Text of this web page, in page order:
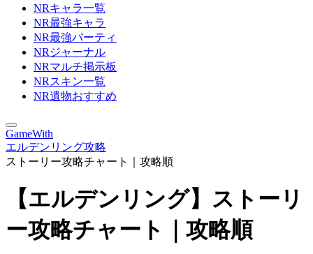
NRキャラ一覧
NR最強キャラ
NR最強パーティ
NRジャーナル
NRマルチ掲示板
NRスキン一覧
NR遺物おすすめ
GameWith
エルデンリング攻略
ストーリー攻略チャート｜攻略順
【エルデンリング】ストーリ
ー攻略チャート｜攻略順